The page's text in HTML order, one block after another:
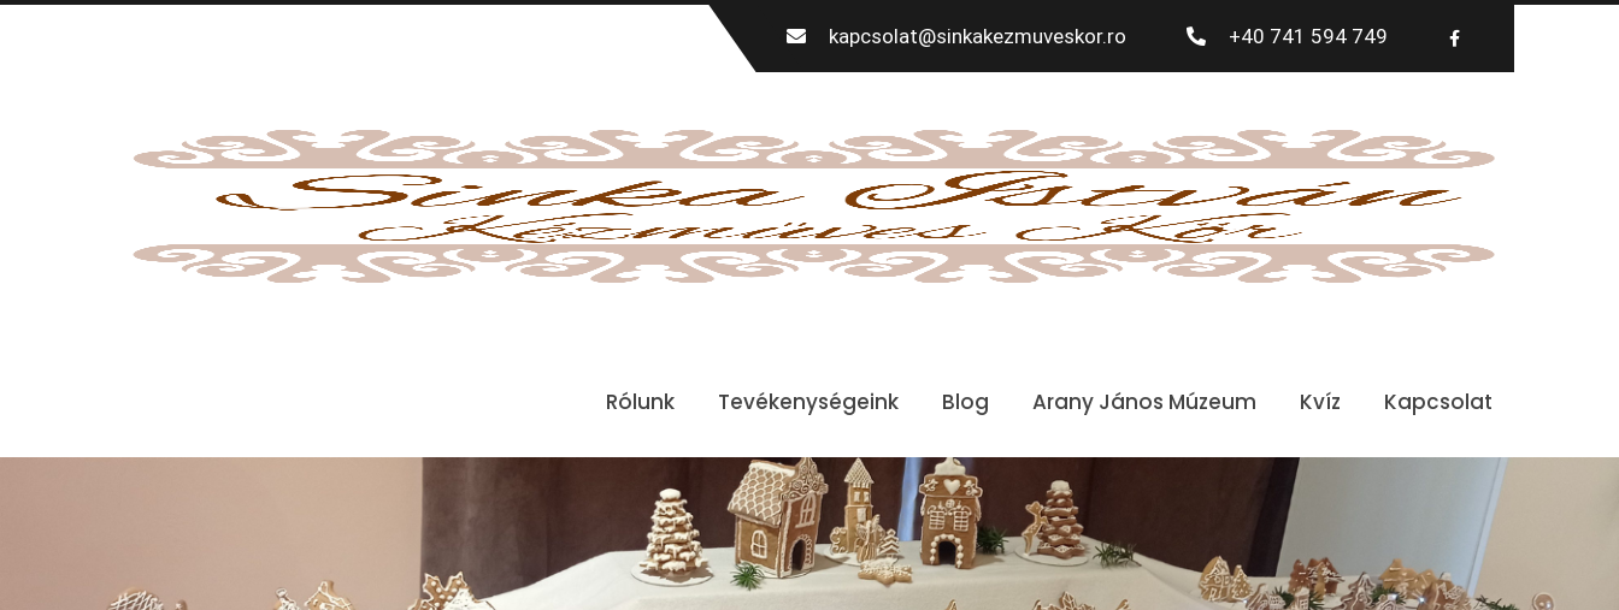
kapcsolat@sinkakezmuveskor.ro +40 741 594 749
Rólunk Tevékenységeink Blog Arany János Múzeum Kvíz Kapcsolat